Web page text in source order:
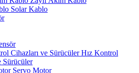
Solar Kablo
Hız Kontrol
Sürücüler
Servo Motor